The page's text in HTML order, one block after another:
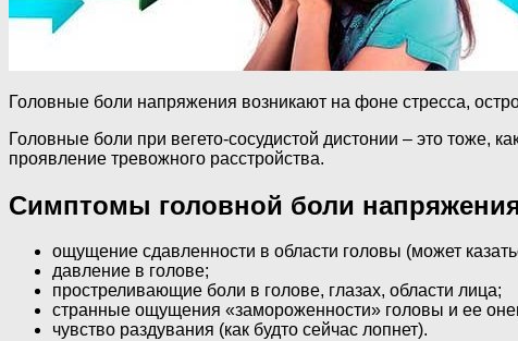
Головные боли напряжения возникают на фоне стресса,
Головные боли при вегето-сосудистой дистонии – это тоже,
проявление тревожного расстройства.
Симптомы головной боли
ощущение сдавленности в области головы (может
давление в голове;
простреливающие боли в голове, глазах, области лица;
странные ощущения «замороженности» головы и ее
чувство раздувания (как будто сейчас лопнет).